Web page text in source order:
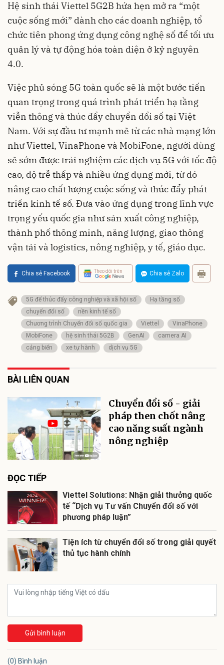
Hệ sinh thái Viettel 5G2B hứa hẹn mở ra “một
cuộc sống mới” dành cho các doanh nghiệp, tổ
chức tiên phong ứng dụng công nghệ số để tối ưu
quản lý và tự động hóa toàn diện ở kỷ nguyên
4.0.
Việc phủ sóng 5G toàn quốc sẽ là một bước tiến
quan trọng trong quá trình phát triển hạ tầng
viễn thông và thúc đẩy chuyển đổi số tại Việt
Nam. Với sự đầu tư mạnh mẽ từ các nhà mạng lớn
như Viettel, VinaPhone và MobiFone, người dùng
sẽ sớm được trải nghiệm các dịch vụ 5G với tốc độ
cao, độ trễ thấp và nhiều ứng dụng mới, từ đó
nâng cao chất lượng cuộc sống và thúc đẩy phát
triển kinh tế số. Đưa vào ứng dụng trong lĩnh vực
trọng yếu quốc gia như sản xuất công nghiệp,
thành phố thông minh, năng lượng, giao thông
vận tải và logistics, nông nghiệp, y tế, giáo dục.
Chia sẻ Facebook Theo dõi trên Chia sẻ Zalo
5G để thúc đẩy công nghiệp và xã hội số
Hạ tầng số
chuyển đổi số
nền kinh tế số
Chương trình Chuyển đổi số quốc gia
Viettel
VinaPhone
MobiFone
hệ sinh thái 5G2B GenAI
camera AI
cảng biển
xe tự hành dịch vụ 5G
BÀI LIÊN QUAN
Chuyển đổi số - giải
pháp then chốt nâng
cao năng suất ngành
nông nghiệp
ĐỌC TIẾP
Viettel Solutions: Nhận giải thưởng quốc
tế “Dịch vụ Tư vấn Chuyển đổi số với
phương pháp luận”
Tiện ích từ chuyển đổi số trong giải quyết
thủ tục hành chính
Gửi bình luận
(0) Bình luận